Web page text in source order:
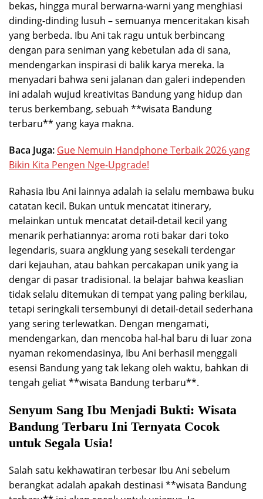
bekas, hingga mural berwarna-warni yang menghiasi
dinding-dinding lusuh – semuanya menceritakan kisah
yang berbeda. Ibu Ani tak ragu untuk berbincang
dengan para seniman yang kebetulan ada di sana,
mendengarkan inspirasi di balik karya mereka. Ia
menyadari bahwa seni jalanan dan galeri independen
ini adalah wujud kreativitas Bandung yang hidup dan
terus berkembang, sebuah **wisata Bandung
terbaru** yang kaya makna.
Baca Juga: Gue Nemuin Handphone Terbaik 2026 yang
Bikin Kita Pengen Nge-Upgrade!
Rahasia Ibu Ani lainnya adalah ia selalu membawa buku
catatan kecil. Bukan untuk mencatat itinerary,
melainkan untuk mencatat detail-detail kecil yang
menarik perhatiannya: aroma roti bakar dari toko
legendaris, suara angklung yang sesekali terdengar
dari kejauhan, atau bahkan percakapan unik yang ia
dengar di pasar tradisional. Ia belajar bahwa keaslian
tidak selalu ditemukan di tempat yang paling berkilau,
tetapi seringkali tersembunyi di detail-detail sederhana
yang sering terlewatkan. Dengan mengamati,
mendengarkan, dan mencoba hal-hal baru di luar zona
nyaman rekomendasinya, Ibu Ani berhasil menggali
esensi Bandung yang tak lekang oleh waktu, bahkan di
tengah geliat **wisata Bandung terbaru**.
Senyum Sang Ibu Menjadi Bukti: Wisata
Bandung Terbaru Ini Ternyata Cocok
untuk Segala Usia!
Salah satu kekhawatiran terbesar Ibu Ani sebelum
berangkat adalah apakah destinasi **wisata Bandung